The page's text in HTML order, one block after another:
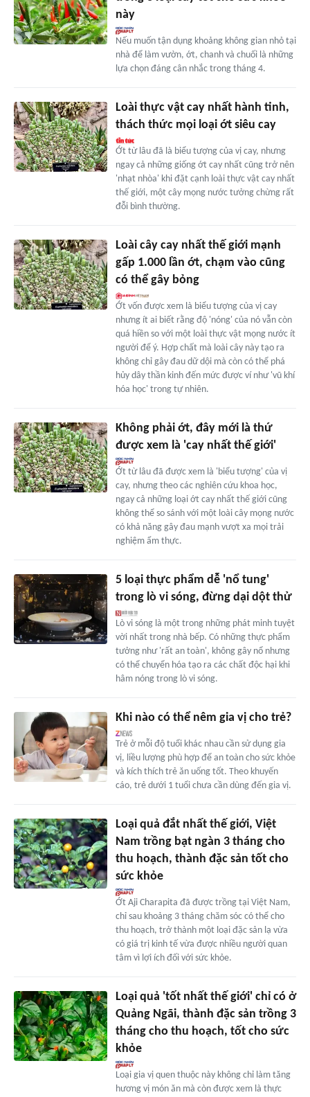
này
Nếu muốn tận dụng khoảng không gian nhỏ tại
nhà để làm vườn, ớt, chanh và chuối là những
lựa chọn đáng cân nhắc trong tháng 4.
Loài thực vật cay nhất hành tinh,
thách thức mọi loại ớt siêu cay
Ớt từ lâu đã là biểu tượng của vị cay, nhưng
ngay cả những giống ớt cay nhất cũng trở nên
'nhạt nhòa' khi đặt cạnh loài thực vật cay nhất
thế giới, một cây mọng nước tưởng chừng rất
đỗi bình thường.
Loài cây cay nhất thế giới mạnh
gấp 1.000 lần ớt, chạm vào cũng
có thể gây bỏng
Ớt vốn được xem là biểu tượng của vị cay
nhưng ít ai biết rằng độ 'nóng' của nó vẫn còn
quá hiền so với một loài thực vật mọng nước ít
người để ý. Hợp chất mà loài cây này tạo ra
không chỉ gây đau dữ dội mà còn có thể phá
hủy dây thần kinh đến mức được ví như 'vũ khí
hóa học' trong tự nhiên.
Không phải ớt, đây mới là thứ
được xem là 'cay nhất thế giới'
Ớt từ lâu đã được xem là 'biểu tượng' của vị
cay, nhưng theo các nghiên cứu khoa học,
ngay cả những loại ớt cay nhất thế giới cũng
không thể so sánh với một loài cây mọng nước
có khả năng gây đau mạnh vượt xa mọi trải
nghiệm ẩm thực.
5 loại thực phẩm dễ 'nổ tung'
trong lò vi sóng, đừng dại dột thử
Lò vi sóng là một trong những phát minh tuyệt
vời nhất trong nhà bếp. Có những thực phẩm
tưởng như 'rất an toàn', không gây nổ nhưng
có thể chuyển hóa tạo ra các chất độc hại khi
hâm nóng trong lò vi sóng.
Khi nào có thể nêm gia vị cho trẻ?
Trẻ ở mỗi độ tuổi khác nhau cần sử dụng gia
vị, liều lượng phù hợp để an toàn cho sức khỏe
và kích thích trẻ ăn uống tốt. Theo khuyến
cáo, trẻ dưới 1 tuổi chưa cần dùng đến gia vị.
Loại quả đắt nhất thế giới, Việt
Nam trồng bạt ngàn 3 tháng cho
thu hoạch, thành đặc sản tốt cho
sức khỏe
Ớt Aji Charapita đã được trồng tại Việt Nam,
chỉ sau khoảng 3 tháng chăm sóc có thể cho
thu hoạch, trở thành một loại đặc sản lạ vừa
có giá trị kinh tế vừa được nhiều người quan
tâm vì lợi ích đối với sức khỏe.
Loại quả 'tốt nhất thế giới' chỉ có ở
Quảng Ngãi, thành đặc sản trồng 3
tháng cho thu hoạch, tốt cho sức
khỏe
Loại gia vị quen thuộc này không chỉ làm tăng
hương vị món ăn mà còn được xem là thực